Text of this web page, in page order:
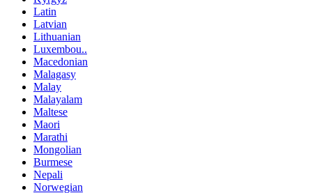
Latin
Latvian
Lithuanian
Luxembou..
Macedonian
Malagasy
Malay
Malayalam
Maltese
Maori
Marathi
Mongolian
Burmese
Nepali
Norwegian